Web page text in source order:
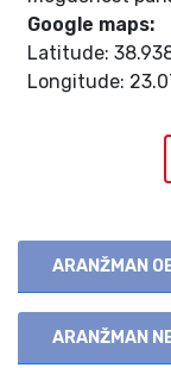
Google maps:
Latitude:
Longitude:
ARANŽMAN
ARANŽMAN